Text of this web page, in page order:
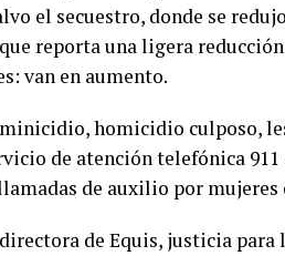
el secuestro, donde se
reporta una ligera
van en aumento.
homicidio culposo,
de atención telefónica
de auxilio por
de Equis, justicia